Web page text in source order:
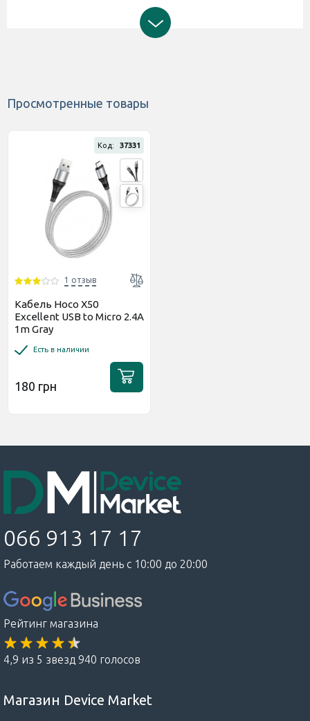
Просмотренные товары
Код: 37331
1 отзыв
Кабель Hoco X50
Excellent USB to Micro 2.4A
1m Gray
Есть в наличии
180 грн
066 913 17 17
Работаем каждый день с 10:00 до 20:00
Рейтинг магазина
4,9 из 5 звезд 940 голосов
Магазин Device Market